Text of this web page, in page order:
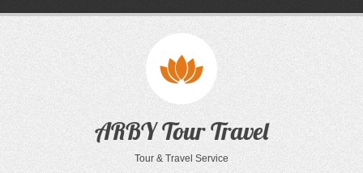
ARBY Tour Travel
Tour & Travel Service